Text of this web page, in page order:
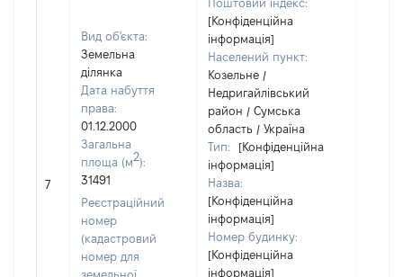
7
Вид об'єкта:
Земельна
ділянка
Дата набуття
права:
01.12.2000
Загальна
площа (м2):
31491
Реєстраційний
номер
(кадастровий
номер для
земельної
Поштовий індекс:
[Конфіденційна
інформація]
Населений пункт:
Козельне /
Недригайлівський
район / Сумська
область / Україна
Тип:
[Конфіденційна
інформація]
Назва:
[Конфіденційна
інформація]
Номер будинку:
[Конфіденційна
інформація]